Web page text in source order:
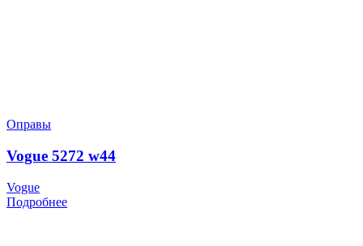
Оправы
Vogue 5272 w44
Vogue
Подробнее